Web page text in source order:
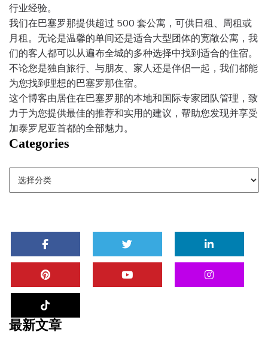
行业经验。
我们在巴塞罗那提供超过 500 套公寓，可供日租、周租或
月租。无论是温馨的单间还是适合大型团体的宽敞公寓，我
们的客人都可以从遍布全城的多种选择中找到适合的住宿。
不论您是独自旅行、与朋友、家人还是伴侣一起，我们都能
为您找到理想的巴塞罗那住宿。
这个博客由居住在巴塞罗那的本地和国际专家团队管理，致
力于为您提供最佳的推荐和实用的建议，帮助您发现并享受
加泰罗尼亚首都的全部魅力。
Categories
最新文章